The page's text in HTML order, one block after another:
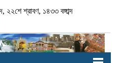
২২শে শ্রাবণ, ১৪৩৩ বঙ্গাব্দ